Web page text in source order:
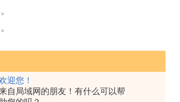
迎您！
自局域网的朋友！有什么可以帮
紫铜